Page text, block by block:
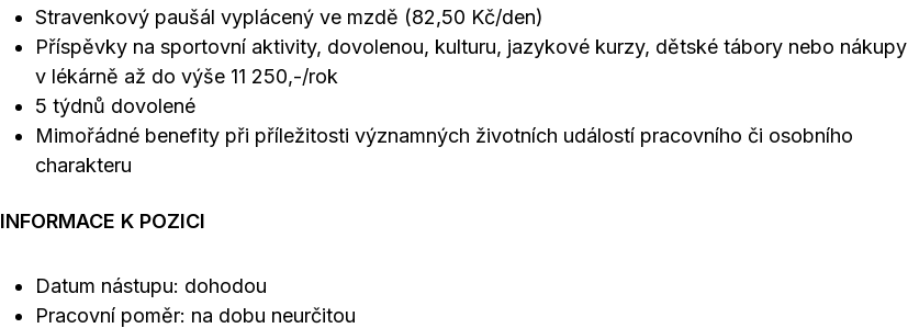
Stravenkový paušál vyplácený ve mzdě (82,50 Kč/den)
Příspěvky na sportovní aktivity, dovolenou, kulturu, jazykové kurzy, dětské tábory nebo nákupy
v lékárně až do výše 11 250,-/rok
5 týdnů dovolené
Mimořádné benefity při příležitosti významných životních událostí pracovního či osobního
charakteru
INFORMACE K POZICI
Datum nástupu: dohodou
Pracovní poměr: na dobu neurčitou